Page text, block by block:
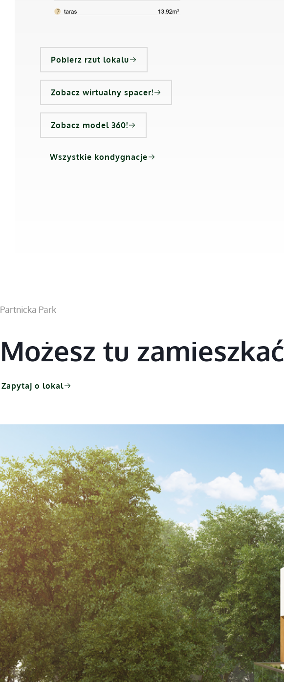
Pobierz rzut lokalu
Zobacz wirtualny spacer!
Zobacz model 360!
Wszystkie kondygnacje
Partnicka Park
Możesz tu zamieszkać
Zapytaj o lokal